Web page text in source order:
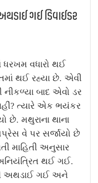
ગઈ ડિવાઈડર
ધરખમ વધારો થઈ
થઈ રહ્યા છે. એવી
બાદ એવો ડર
ત્યારે એક ભયંકર
છે. મથુરાના થાના
વે પર સર્જાયો છે
માહિતી અનુસાર
થઈ ગઈ.
અથડાઈ ગઈ અને